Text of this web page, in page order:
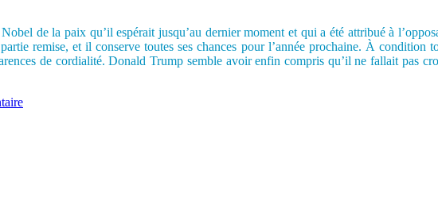
de la paix qu’il espérait jusqu’au dernier moment et qui a été attribué à
remise, et il conserve toutes ses chances pour l’année prochaine. À
de cordialité. Donald Trump semble avoir enfin compris qu’il ne fallait pas